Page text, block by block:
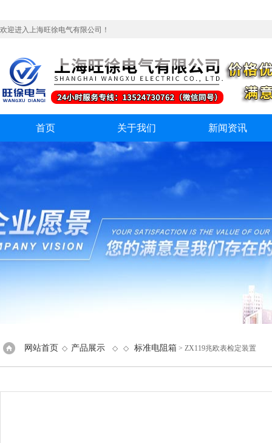
欢迎进入上海旺徐电气有限公司！
首页 关于我们 新闻资讯
网站首页 ◇ 产品展示 ◇ ◇ 标准电阻箱 > ZX119兆欧表检定装置